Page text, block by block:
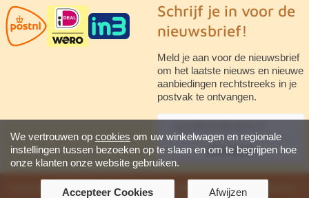
We vertrouwen op cookies om uw winkelwagen en regionale
instellingen tussen bezoeken op te slaan en om te begrijpen hoe
onze klanten onze website gebruiken.
Accepteer Cookies Afwijzen
Schrijf je in voor de
nieuwsbrief!
Meld je aan voor de nieuwsbrief
om het laatste nieuws en nieuwe
aanbiedingen rechtstreeks in je
postvak te ontvangen.
abonneren
Copyright © 2026 Steenuil Mineralen. Alle rechten voorbehouden ·